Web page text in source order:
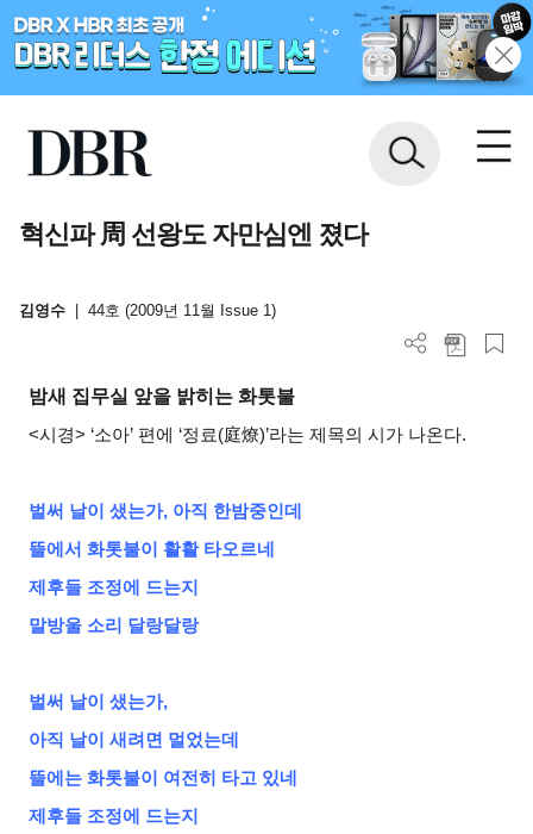
혁신파 周 선왕도 자만심엔 졌다
김영수 44호 (2009년 11월 Issue 1)
밤새 집무실 앞을 밝히는 화톳불
<시경> ‘소아’ 편에 ‘정료(庭燎)’라는 제목의 시가 나온다.
벌써 날이 샜는가, 아직 한밤중인데
뜰에서 화톳불이 활활 타오르네
제후들 조정에 드는지
말방울 소리 달랑달랑
벌써 날이 샜는가,
아직 날이 새려면 멀었는데
뜰에는 화톳불이 여전히 타고 있네
제후들 조정에 드는지